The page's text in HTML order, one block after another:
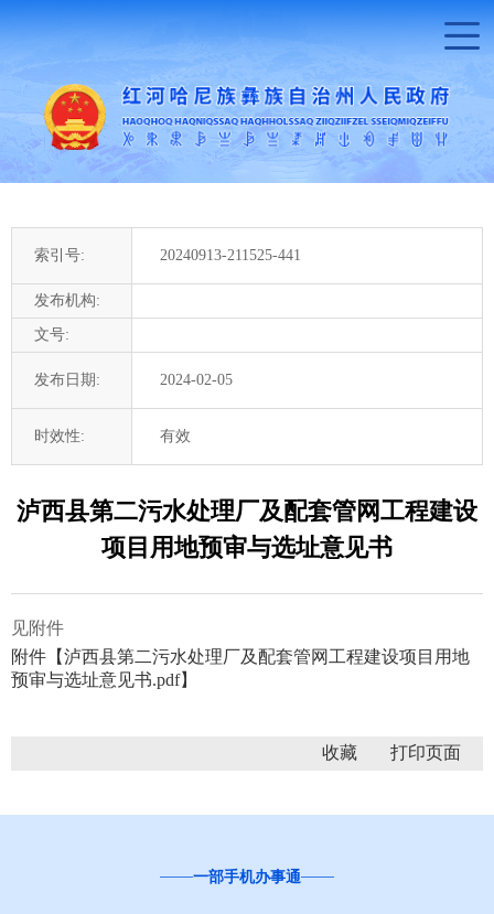
索引号: 20240913-211525-441
发布机构:
文号:
发布日期: 2024-02-05
时效性: 有效
泸西县第二污水处理厂及配套管网工程建设
项目用地预审与选址意见书
见附件
附件【泸西县第二污水处理厂及配套管网工程建设项目用地
预审与选址意见书.pdf】
收藏
一部手机办事通